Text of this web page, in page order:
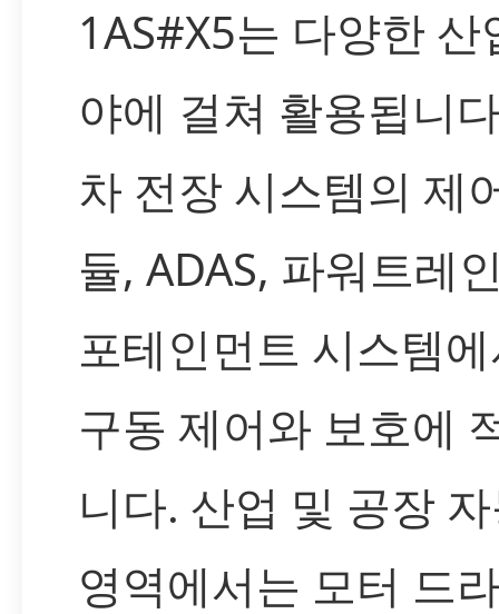
1AS#X5는 다양한 산
야에 걸쳐 활용됩니
차 전장 시스템의 제
듈, ADAS, 파워트레
포테인먼트 시스템
구동 제어와 보호에
니다. 산업 및 공장
영역에서는 모터 드